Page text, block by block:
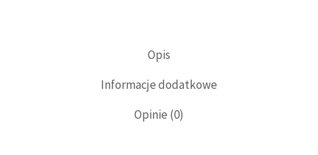
Opis
Informacje dodatkowe
Opinie (0)